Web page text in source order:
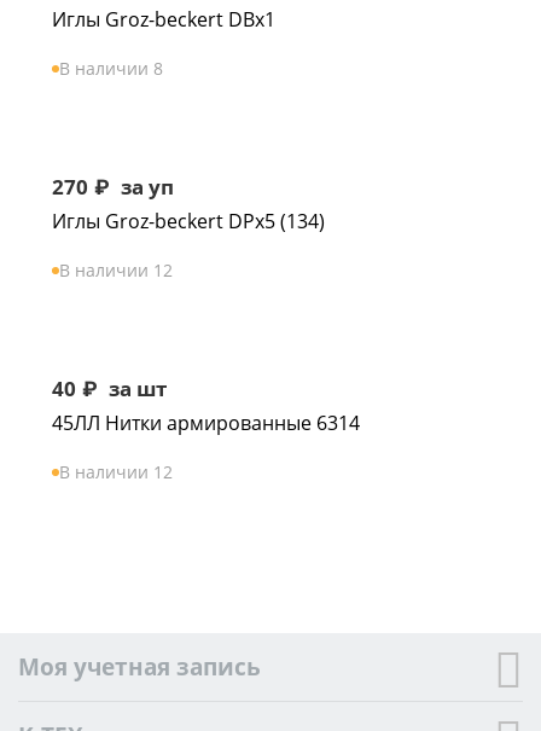
Иглы Groz-beckert DBx1
В наличии 8
270 ₽ за уп
Иглы Groz-beckert DPx5 (134)
В наличии 12
40 ₽ за шт
45ЛЛ Нитки армированные 6314
В наличии 12
Моя учетная запись